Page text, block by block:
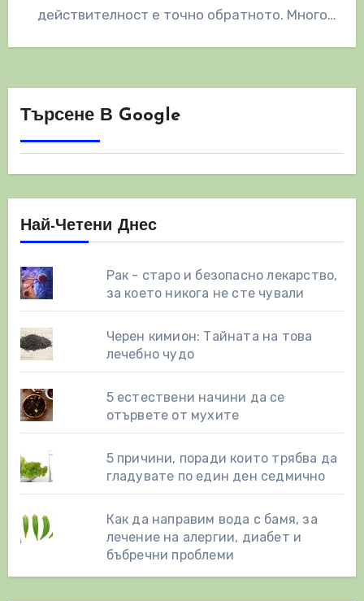
действителност е точно обратното. Много
Търсене В Google
Най-Четени Днес
Рак - старо и безопасно лекарство,
за което никога не сте чували
Черен кимион: Тайната на това
лечебно чудо
5 естествени начини да се
отървете от мухите
5 причини, поради които трябва да
гладувате по един ден седмично
Как да направим вода с бамя, за
лечение на алергии, диабет и
бъбречни проблеми